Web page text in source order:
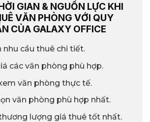
GIAN & NGUỒN LỰC KHI
VĂN PHÒNG VỚI QUY
CỦA GALAXY OFFICE
nhu cầu thuê chi tiết.
các văn phòng phù hợp.
văn phòng thực tế.
văn phòng phù hợp nhất.
lượng giá thuê tốt nhất.